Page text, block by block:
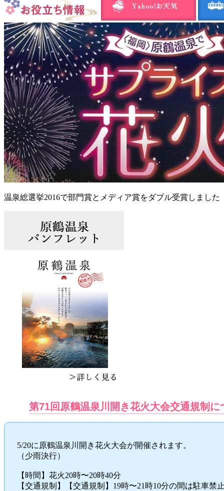
温泉総選挙2016で部門賞とメディア賞をダブル受賞しました
第71回原鶴温泉川開き花火大会交通規制に
5/20に原鶴温泉川開き花火大会が開催されます。
（少雨決行）
【時間】花火20時〜20時40分
【交通規制】【交通規制】19時〜21時10分の間は駐車